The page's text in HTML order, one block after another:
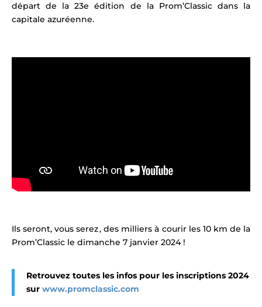
départ de la 23e édition de la Prom’Classic dans la
capitale azuréenne.
Ils seront, vous serez , des milliers à courir les 10 km de la
Prom’Classic le dimanche 7 janvier 2024 !
Retrouvez toutes les infos pour les inscriptions 2024
sur www.promclassic.com